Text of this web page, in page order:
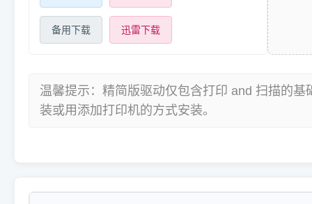
备用下载 迅雷下载
温馨提示：精简版驱动仅包含打印 and 扫描的基
装或用添加打印机的方式安装。